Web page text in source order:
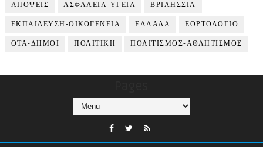
ΑΠΟΨΕΙΣ ΑΣΦΑΛΕΙΑ-ΥΓΕΙΑ ΒΡΙΛΗΣΣΙΑ
ΕΚΠΑΙΔΕΥΣΗ-ΟΙΚΟΓΕΝΕΙΑ ΕΛΛΑΔΑ ΕΟΡΤΟΛΟΓΙΟ
ΟΤΑ-ΔΗΜΟΙ ΠΟΛΙΤΙΚΗ ΠΟΛΙΤΙΣΜΟΣ-ΑΘΛΗΤΙΣΜΟΣ